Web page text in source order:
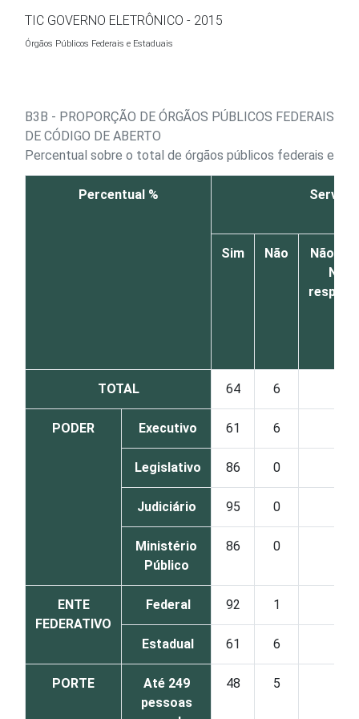
TIC GOVERNO ELETRÔNICO - 2015
Órgãos Públicos Federais e Estaduais
B3B - PROPORÇÃO DE ÓRGÃOS PÚBLICOS FEDERAIS
DE CÓDIGO DE ABERTO
Percentual sobre o total de órgãos públicos federais e
Percentual %
Sim Não
Não
Não
TOTAL 64 6
PODER Executivo 61 6
Legislativo 86 0
Judiciário 95 0
Ministério
Público
86 0
ENTE
FEDERATIVO
Federal 92 1
Estadual 61 6
PORTE
Até 249
pessoas
48 5